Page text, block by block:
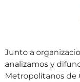
Junto a
analizamos y
Metropolitanos de